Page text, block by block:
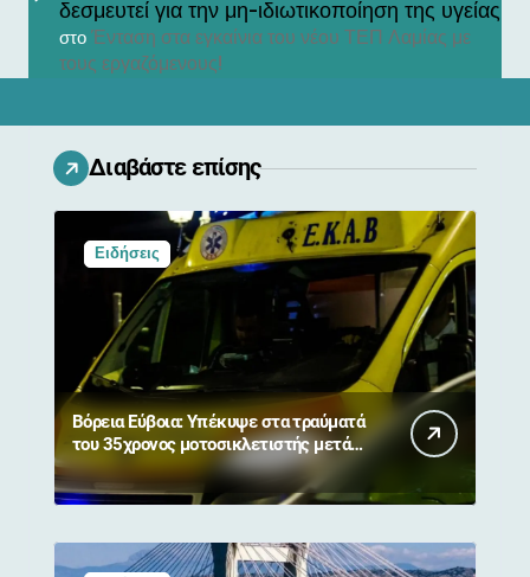
δεσμευτεί για την μη-ιδιωτικοποίηση της υγείας
στο Ένταση στα εγκαίνια του νέου ΤΕΠ Λαμίας με
τους εργαζόμενους!
Διαβάστε επίσης
Ειδήσεις
Βόρεια Εύβοια: Υπέκυψε στα τραύματά
του 35χρονος μοτοσικλετιστής μετά
από σύγκρουση με αγριογούρουνο